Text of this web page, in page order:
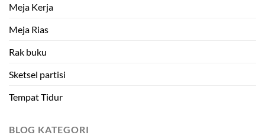
Meja Kerja
Meja Rias
Rak buku
Sketsel partisi
Tempat Tidur
BLOG KATEGORI